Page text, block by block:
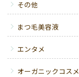
その他
まつ毛美容液
エンタメ
オーガニックコスメ